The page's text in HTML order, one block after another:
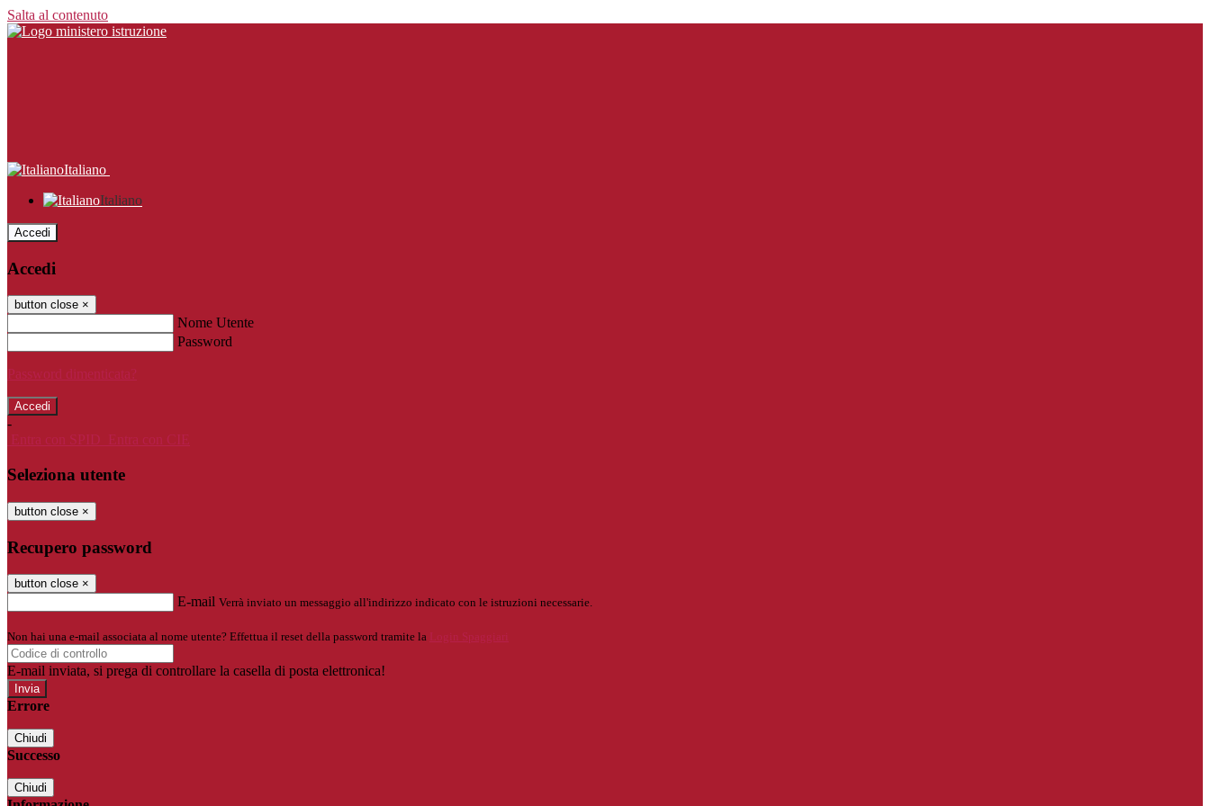
Salta al contenuto
Italiano
Italiano
Accedi
Accedi
button close ×
Nome Utente
Password
Password dimenticata?
-
Entra con SPID
Entra con CIE
Seleziona utente
button close ×
Recupero password
button close ×
E-mail Verrà inviato un messaggio all'indirizzo indicato con le istruzioni necessarie.
Non hai una e-mail associata al nome utente? Effettua il reset della password tramite la Login Spaggiari
E-mail inviata, si prega di controllare la casella di posta elettronica!
Errore
Chiudi
Successo
Chiudi